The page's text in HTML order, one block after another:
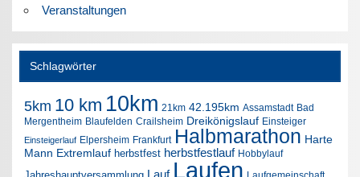
Veranstaltungen
Schlagwörter
5km 10 km 10km 21km 42.195km Assamstadt Bad
Mergentheim Blaufelden Crailsheim Dreikönigslauf Einsteiger
Einsteigerlauf Elpersheim Frankfurt Halbmarathon Harte
Mann Extremlauf herbstfest herbstfestlauf Hobbylauf
Lauf Laufen